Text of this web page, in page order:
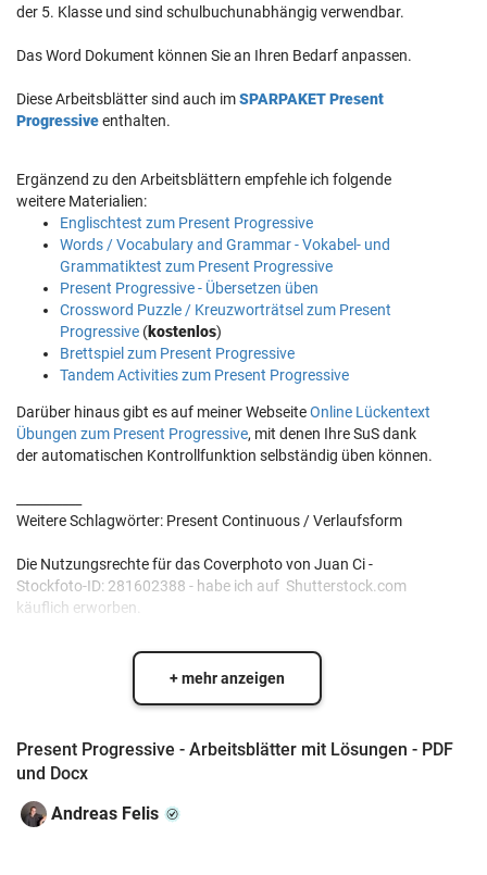
der 5. Klasse und sind schulbuchunabhängig verwendbar.
Das Word Dokument können Sie an Ihren Bedarf anpassen.
Diese Arbeitsblätter sind auch imSPARPAKET Present
Progressiveenthalten.
Ergänzend zu den Arbeitsblättern empfehle ich folgende
weitere Materialien:
Englischtest zum Present Progressive
Words / Vocabulary and Grammar - Vokabel- und
Grammatiktest zum Present Progressive
Present Progressive - Übersetzen üben
Crossword Puzzle / Kreuzworträtsel zum Present
Progressive (kostenlos)
Brettspiel zum Present Progressive
Tandem Activities zum Present Progressive
Darüber hinaus gibt es auf meiner WebseiteOnline Lückentext
Übungen zum Present Progressive, mit denen Ihre SuS dank
der automatischen Kontrollfunktion selbständig üben können.
Weitere Schlagwörter: Present Continuous / Verlaufsform
Die Nutzungsrechte für das Coverphoto von Juan Ci -
Stockfoto-ID: 281602388 - habe ich auf Shutterstock.com
käuflich erworben.
+ mehr anzeigen
Present Progressive - Arbeitsblätter mit Lösungen - PDF
und Docx
Andreas Felis